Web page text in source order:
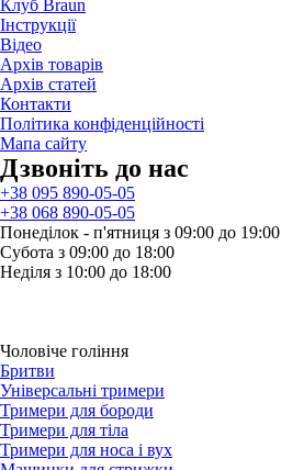
Клуб Braun
Iнструкції
Відео
Архів товарів
Архів статей
Контакти
Політика конфіденційності
Мапа сайту
Дзвонiть до нас
+38 095 890-05-05
+38 068 890-05-05
Понеділок - п'ятниця з 09:00 до 19:00
Субота з 09:00 до 18:00
Неділя з 10:00 до 18:00
Чоловіче гоління
Бритви
Універсальні тримери
Тримери для бороди
Тримери для тіла
Тримери для носа і вух